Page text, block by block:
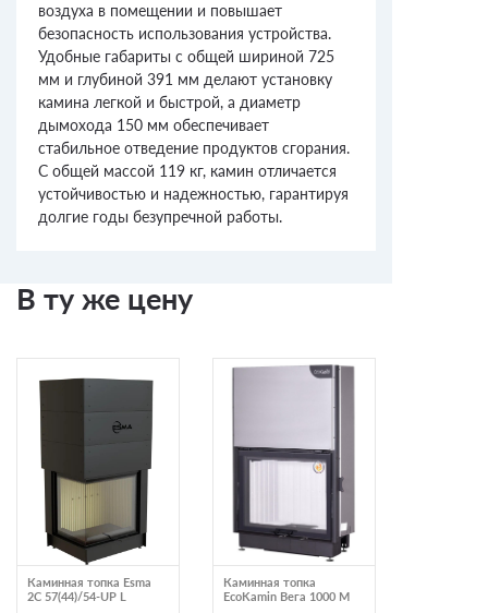
воздуха в помещении и повышает
безопасность использования устройства.
Удобные габариты с общей шириной 725
мм и глубиной 391 мм делают установку
камина легкой и быстрой, а диаметр
дымохода 150 мм обеспечивает
стабильное отведение продуктов сгорания.
С общей массой 119 кг, камин отличается
устойчивостью и надежностью, гарантируя
долгие годы безупречной работы.
В ту же цену
Каминная топка Esma
2C 57(44)/54-UP L
Каминная топка
EcoKamin Вега 1000 M